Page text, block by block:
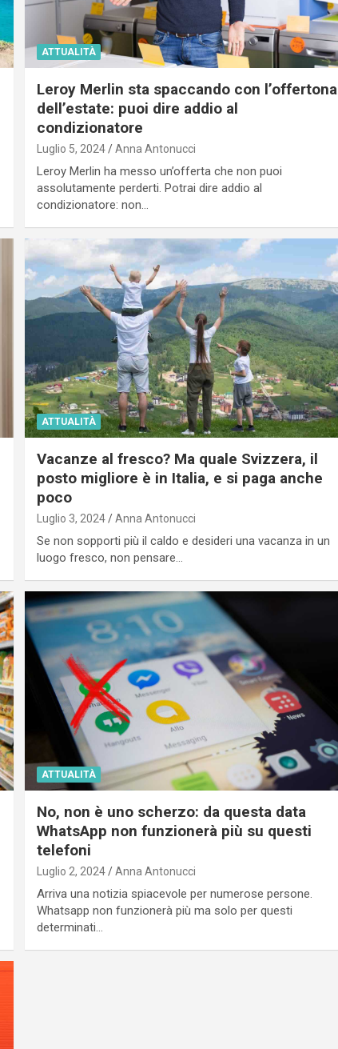
ATTUALITÀ
Leroy Merlin sta spaccando con l’offertona
dell’estate: puoi dire addio al
condizionatore
Luglio 5, 2024 Anna Antonucci
Leroy Merlin ha messo un’offerta che non puoi
assolutamente perderti. Potrai dire addio al
condizionatore: non…
ATTUALITÀ
Vacanze al fresco? Ma quale Svizzera, il
posto migliore è in Italia, e si paga anche
poco
Luglio 3, 2024 Anna Antonucci
Se non sopporti più il caldo e desideri una vacanza in un
luogo fresco, non pensare…
ATTUALITÀ
No, non è uno scherzo: da questa data
WhatsApp non funzionerà più su questi
telefoni
Luglio 2, 2024 Anna Antonucci
Arriva una notizia spiacevole per numerose persone.
Whatsapp non funzionerà più ma solo per questi
determinati…